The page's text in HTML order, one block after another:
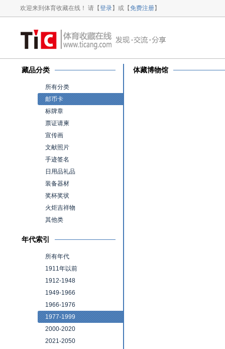
欢迎来到体育收藏在线！ 请【登录】或【免费注册】
藏品分类
所有分类
邮币卡
标牌章
票证请柬
宣传画
文献照片
手迹签名
日用品礼品
装备器材
奖杯奖状
火炬吉祥物
其他类
年代索引
所有年代
1911年以前
1912-1948
1949-1966
1966-1976
1977-1999
2000-2020
2021-2050
体藏博物馆